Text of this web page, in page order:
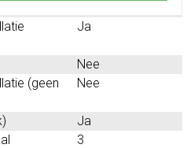
Ja
Nee
(geen
Nee
Ja
3